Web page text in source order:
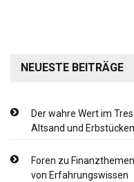
NEUESTE BEITRÄGE
Der wahre Wert im
Altsand und
Foren zu
von Erfahrungswissen